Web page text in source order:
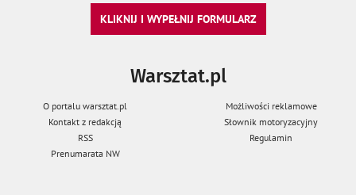
KLIKNIJ I WYPEŁNIJ FORMULARZ
Warsztat.pl
O portalu warsztat.pl
Możliwości reklamowe
Kontakt z redakcją
Słownik motoryzacyjny
RSS
Regulamin
Prenumarata NW